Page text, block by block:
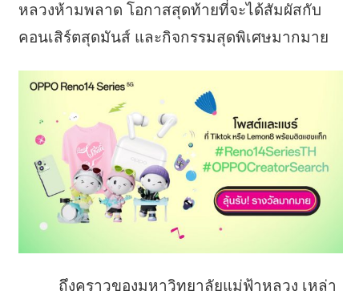
หลวงห้ามพลาด โอกาสสุดท้ายที่จะได้สัมผัสกับ
คอนเสิร์ตสุดมันส์ และกิจกรรมสุดพิเศษมากมาย
ถึงคราวของมหาวิทยาลัยแม่ฟ้าหลวง เหล่า